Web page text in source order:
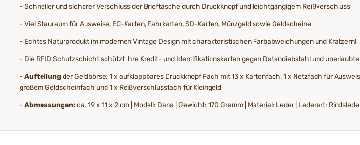
- Schneller und sicherer Verschluss der Brieftasche durch Druckknopf und leichtgängigem Reißverschluss
- Viel Stauraum für Ausweise, EC-Karten, Fahrkarten, SD-Karten, Münzgeld sowie Geldscheine
- Echtes Naturprodukt im modernen Vintage Design mit charakteristischen Farbabweichungen und Kratzern!
- Die RFID Schutzschicht schützt Ihre Kredit- und Identifikationskarten gegen Datendiebstahl und
- Aufteilung der Geldbörse: 1 x aufklappbares Druckknopf Fach mit 13 x Kartenfach, 1 x Netzfach für
großem Geldscheinfach und 1 x Reißverschlussfach für Kleingeld
- Abmessungen:ca. 19 x 11 x 2 cm | Modell: Dana | Gewicht: 170 Gramm | Material: Leder | Lederart: